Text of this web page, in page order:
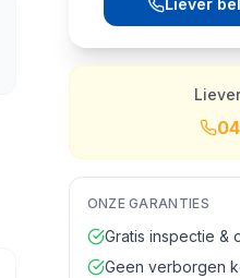
Liever
ONZE GARANTIES
Gratis inspectie &
Geen verborgen